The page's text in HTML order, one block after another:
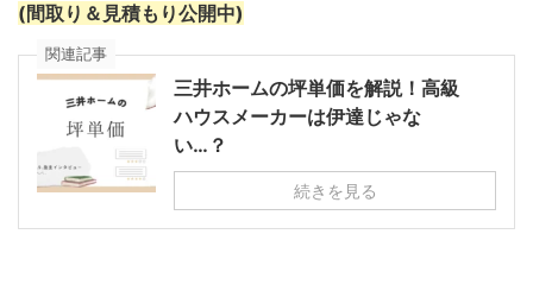
(間取り＆見積もり公開中)
関連記事
三井ホームの坪単価を解説！高級
ハウスメーカーは伊達じゃな
い…？
続きを見る